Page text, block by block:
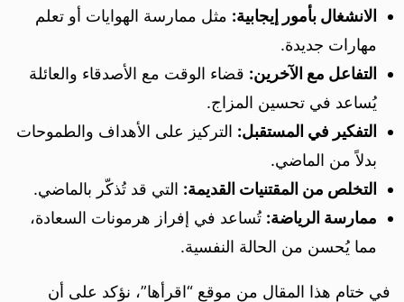
الانشغال بأمور إيجابية: مثل ممارسة الهوايات أو تعلم
مهارات جديدة.
التفاعل مع الآخرين: قضاء الوقت مع الأصدقاء والعائلة
يُساعد في تحسين المزاج.
التفكير في المستقبل: التركيز على الأهداف والطموحات
بدلاً من الماضي.
التخلص من المقتنيات القديمة: التي قد تُذكّر بالماضي.
ممارسة الرياضة: تُساعد في إفراز هرمونات السعادة،
مما يُحسن من الحالة النفسية.
في ختام هذا المقال من موقع “اقرأها”، نؤكد على أن